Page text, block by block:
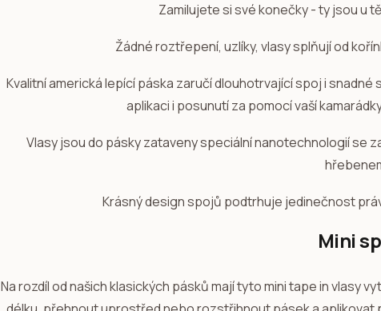
Zamilujete si své konečky - ty jsou u
Žádné roztřepení, uzlíky, vlasy splňují od
Kvalitní americká lepící páska zaručí dlouhotrvající spoj i
aplikaci i posunutí za pomocí vaší
Vlasy jsou do pásky zataveny speciální nanotechnologií se
Krásný design spojů podtrhuje jedinečnost
Mini
Na rozdíl od našich klasických pásků mají tyto mini tape in vlasy